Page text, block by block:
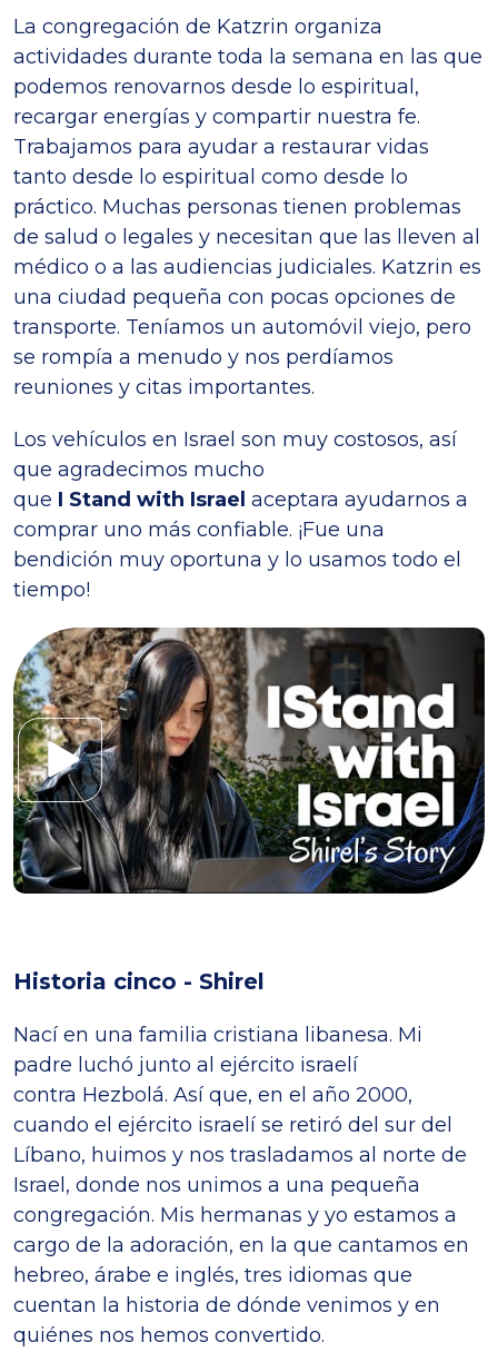
La congregación de Katzrin organiza
actividades durante toda la semana en las que
podemos renovarnos desde lo espiritual,
recargar energías y compartir nuestra fe.
Trabajamos para ayudar a restaurar vidas
tanto desde lo espiritual como desde lo
práctico. Muchas personas tienen problemas
de salud o legales y necesitan que las lleven al
médico o a las audiencias judiciales. Katzrin es
una ciudad pequeña con pocas opciones de
transporte. Teníamos un automóvil viejo, pero
se rompía a menudo y nos perdíamos
reuniones y citas importantes.
Los vehículos en Israel son muy costosos, así
que agradecimos mucho
que I Stand with Israel aceptara ayudarnos a
comprar uno más confiable. ¡Fue una
bendición muy oportuna y lo usamos todo el
tiempo!
Historia cinco - Shirel
Nací en una familia cristiana libanesa. Mi
padre luchó junto al ejército israelí
contra Hezbolá. Así que, en el año 2000,
cuando el ejército israelí se retiró del sur del
Líbano, huimos y nos trasladamos al norte de
Israel, donde nos unimos a una pequeña
congregación. Mis hermanas y yo estamos a
cargo de la adoración, en la que cantamos en
hebreo, árabe e inglés, tres idiomas que
cuentan la historia de dónde venimos y en
quiénes nos hemos convertido.